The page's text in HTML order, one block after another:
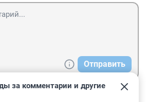
Отправить
за комментарии и другие